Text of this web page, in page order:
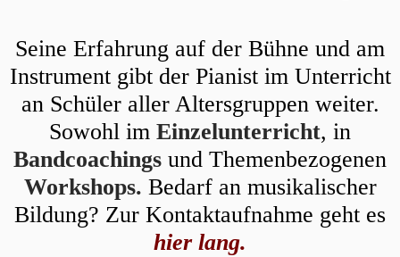
Seine Erfahrung auf der Bühne und am
Instrument gibt der Pianist im Unterricht
an Schüler aller Altersgruppen weiter.
Sowohl im Einzelunterricht, in
Bandcoachings und Themenbezogenen
Workshops. Bedarf an musikalischer
Bildung? Zur Kontaktaufnahme geht es
hier lang.